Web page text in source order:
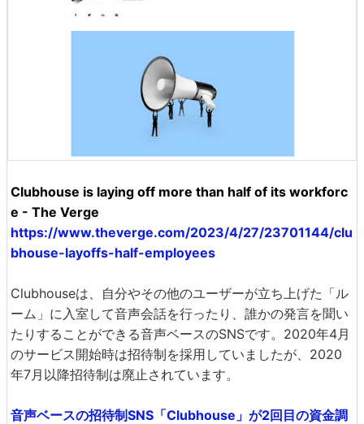
Clubhouse is laying off more than half of its workforc
e - The Verge
https://www.theverge.com/2023/4/27/23701144/clu
bhouse-layoffs-half-employees
Clubhouseは、自分やその他のユーザーが立ち上げた「ル
ーム」に入室して音声会話を行ったり、誰かの発言を聞い
たりすることができる音声ベースのSNSです。2020年4月
のサービス開始時は招待制を採用していましたが、2020
年7月以降招待制は廃止されています。
音声ベースの招待制SNS「Clubhouse」が2回目の資金調